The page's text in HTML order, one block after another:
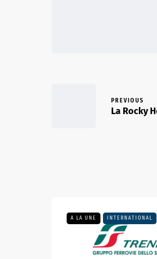
PREVIOUS
La Rocky
A LA UNE INTERNATIONAL